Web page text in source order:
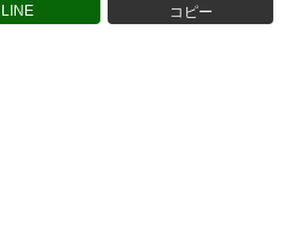
LINE コピー